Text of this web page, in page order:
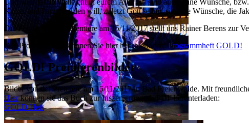
Kaiser und Papst werden will, zuletzt Gott selber, sind die Wünsche, die
Die Photos von der Premiere am 15/11/2017 stellt uns Rainer Berens zur
Das Programmheft können Sie hier herunterladen:Programmheft GOLD!
GOLD! Premierenbilder
Bilder von der Premiere am 15/11/2017 in Bad Freienwalde. Mit
Hierkönnen sie das Buch zur Inszenierung als PDF herunterladen:
GOLD Heft